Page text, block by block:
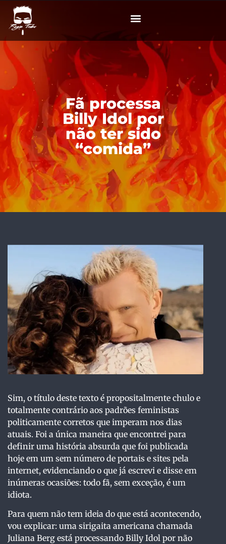
Fã processa
Billy Idol por
não ter sido
“comida”
Sim, o título deste texto é propositalmente chulo e
totalmente contrário aos padrões feministas
politicamente corretos que imperam nos dias
atuais. Foi a única maneira que encontrei para
definir uma história absurda que foi publicada
hoje em um sem número de portais e sites pela
internet, evidenciando o que já escrevi e disse em
inúmeras ocasiões: todo fã, sem exceção, é um
idiota.
Para quem não tem ideia do que está acontecendo,
vou explicar: uma sirigaita americana chamada
Juliana Berg está processando Billy Idol por não